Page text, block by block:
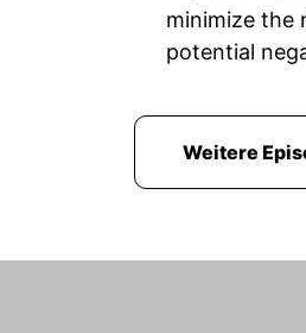
minimize the
potential
Weitere